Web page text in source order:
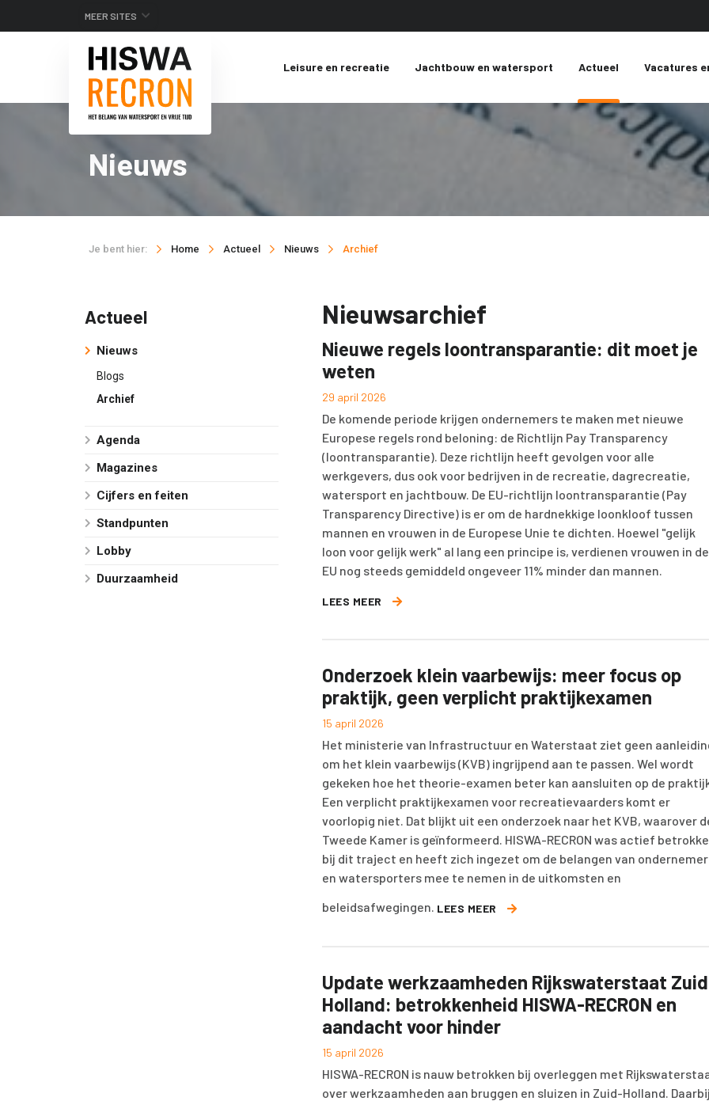
MEER SITES
Leisure en recreatie Jachtbouw en watersport Actueel Vacatures
Nieuws
Je bent hier: Home Actueel Nieuws Archief
Nieuwsarchief
Nieuwe regels loontransparantie: dit moet je
weten
29 april 2026
De komende periode krijgen ondernemers te maken met nieuwe
Europese regels rond beloning: de Richtlijn Pay Transparency
(loontransparantie). Deze richtlijn heeft gevolgen voor alle
werkgevers, dus ook voor bedrijven in de recreatie, dagrecreatie,
watersport en jachtbouw. De EU-richtlijn loontransparantie (Pay
Transparency Directive) is er om de hardnekkige loonkloof tussen
mannen en vrouwen in de Europese Unie te dichten. Hoewel "gelijk
loon voor gelijk werk" al lang een principe is, verdienen vrouwen in de
EU nog steeds gemiddeld ongeveer 11% minder dan mannen.
LEES MEER
Onderzoek klein vaarbewijs: meer focus op
praktijk, geen verplicht praktijkexamen
15 april 2026
Het ministerie van Infrastructuur en Waterstaat ziet geen
om het klein vaarbewijs (KVB) ingrijpend aan te passen. Wel wordt
gekeken hoe het theorie-examen beter kan aansluiten op de
Een verplicht praktijkexamen voor recreatievaarders komt er
voorlopig niet. Dat blijkt uit een onderzoek naar het KVB, waarover
Tweede Kamer is geïnformeerd. HISWA-RECRON was actief
bij dit traject en heeft zich ingezet om de belangen van
en watersporters mee te nemen in de uitkomsten en
beleidsafwegingen. LEES MEER
Update werkzaamheden Rijkswaterstaat
Holland: betrokkenheid HISWA-RECRON en
aandacht voor hinder
15 april 2026
HISWA-RECRON is nauw betrokken bij overleggen met
over werkzaamheden aan bruggen en sluizen in Zuid-Holland.
Actueel
Nieuws
Blogs
Archief
Agenda
Magazines
Cijfers en feiten
Standpunten
Lobby
Duurzaamheid